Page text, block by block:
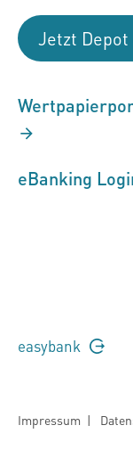
Jetzt
eBanking
easybank
Impressum |